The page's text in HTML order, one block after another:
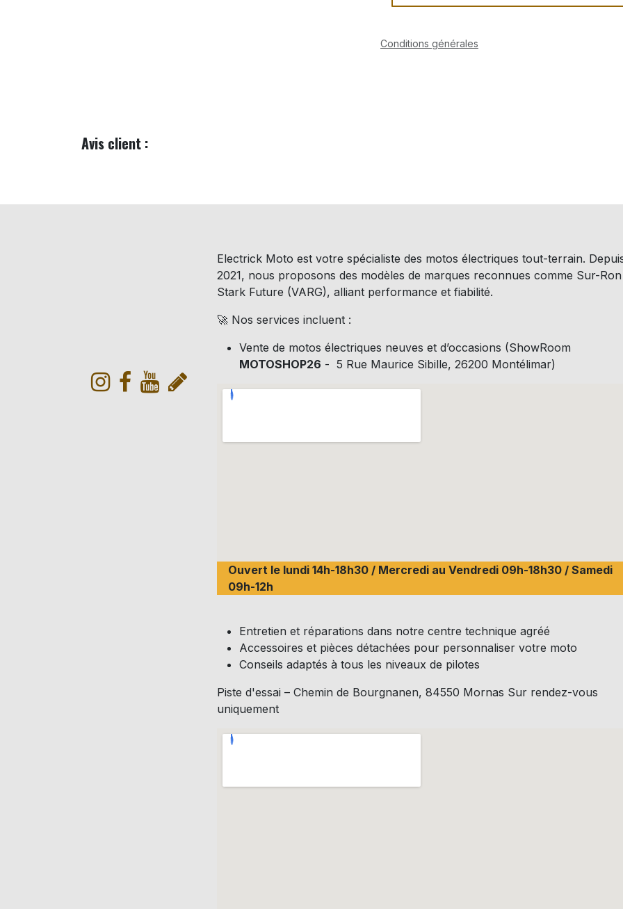
Conditions générales
Avis client :
Electrick Moto est votre spécialiste des motos électriques tout-terrain.
2021, nous proposons des modèles de marques reconnues comme Sur-
Stark Future (VARG), alliant performance et fiabilité.
🚀 Nos services incluent :
Vente de motos électriques neuves et d’occasions (ShowRoom
MOTOSHOP26 - 5 Rue Maurice Sibille, 26200 Montélimar)
Ouvert le lundi 14h-18h30 / Mercredi au Vendredi 09h-18h30 / Samedi
09h-12h
Entretien et réparations dans notre centre technique agréé
Accessoires et pièces détachées pour personnaliser votre moto
Conseils adaptés à tous les niveaux de pilotes
Piste d'essai – Chemin de Bourgnanen, 84550 Mornas Sur rendez-vous
uniquement